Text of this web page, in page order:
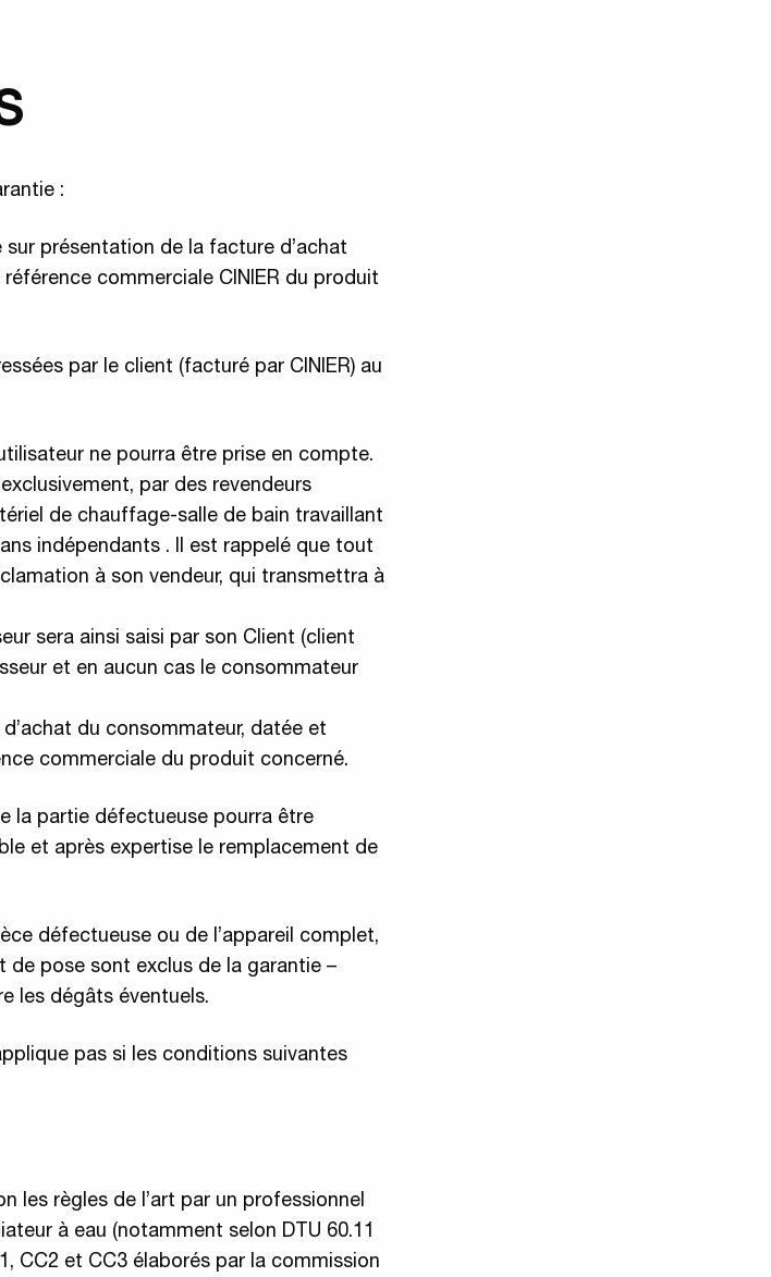
:
présentation de la facture d’achat
commerciale CINIER du produit
par le client (facturé par CINIER) au
ne pourra être prise en compte.
par des revendeurs
de chauffage-salle de bain travaillant
indépendants . Il est rappelé que tout
à son vendeur, qui transmettra à
sera ainsi saisi par son Client (client
et en aucun cas le consommateur
du consommateur, datée et
commerciale du produit concerné.
la partie défectueuse pourra être
et après expertise le remplacement de
défectueuse ou de l’appareil complet,
pose sont exclus de la garantie –
les dégâts éventuels.
pas si les conditions suivantes
les règles de l’art par un professionnel
à eau (notamment selon DTU 60.11
CC2 et CC3 élaborés par la commission